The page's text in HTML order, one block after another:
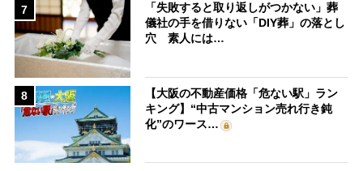
7
「失敗すると取り返しがつかない」葬
儀社の手を借りない「DIY葬」の落とし
穴 素人には…
8
【大阪の不動産価格「危ない駅」ラン
キング】“中古マンション売れ行き鈍
化”のワース…